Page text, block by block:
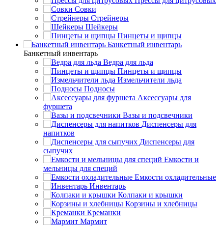
Совки
Стрейнеры
Шейкеры
Пинцеты и щипцы
Банкетный инвентарь
Банкетный инвентарь
Ведра для льда
Пинцеты и щипцы
Измельчители льда
Подносы
Аксессуары для
фуршета
Вазы и подсвечники
Диспенсеры для
напитков
Диспенсеры для
сыпучих
Емкости и
мельницы для специй
Емкости охладительные
Инвентарь
Колпаки и крышки
Корзины и хлебницы
Креманки
Мармит